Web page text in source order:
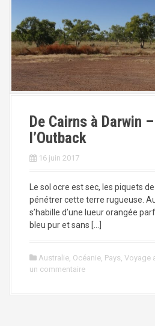
De Cairns à Darwin
l’Outback
16 juin 2017
Le sol ocre est sec, les piquets
pénétrer cette terre rugueuse.
s’habille d’une lueur orangée
bleu pur et sans […]
Australie Océanie Pays Voyage
un commentaire